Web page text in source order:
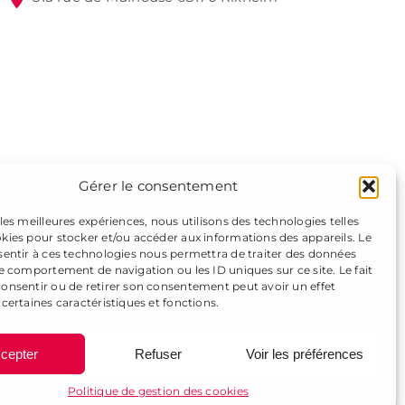
Gérer le consentement
meilleures expériences, nous utilisons des technologies telles
pour stocker et/ou accéder aux informations des appareils. Le
à ces technologies nous permettra de traiter des données
comportement de navigation ou les ID uniques sur ce site. Le fait
ou de retirer son consentement peut avoir un effet
caractéristiques et fonctions.
Refuser Voir les préférences
Politique de gestion des cookies